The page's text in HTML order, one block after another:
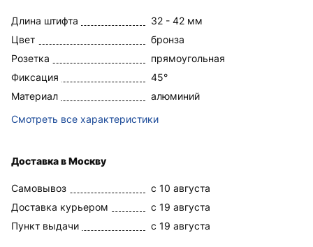
Длина штифта
32 - 42 мм
Цвет
бронза
Розетка
прямоугольная
Фиксация
45°
Материал
алюминий
Смотреть все характеристики
Доставка в Москву
Самовывоз
c 10 августа
Доставка курьером
c 19 августа
Пункт выдачи
c 19 августа